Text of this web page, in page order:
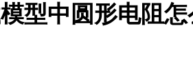
型中圆形电阻怎